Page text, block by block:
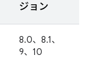
ジョン
8.0、8.1、
9、10